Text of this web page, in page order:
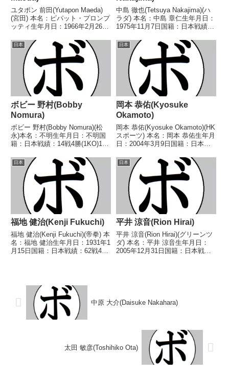
ユタポン 前田(Yutapon Maeda)
(宮田) 本名：ピパット・プロンプ
ッティ生年月日：1966年2月26日
敗 【獲得タイトル】1995年度東
日本スーパーバンタム級新人
王 【戦歴】1995/03/2...
中島 徹也(Tetsuya Nakajima)(ハ
ラダ) 本名：中島 章仁生年月日：
1975年11月7日国籍：日本戦績：
ル】なし 【戦歴】1993/02/11
●4R判定 (採点不明) 仙波 伸浩
(心和...
日本
ボビー 野村(Bobby
Nomura)
ボビー 野村(Bobby Nomura)(松
永)本名：不明生年月日：不明国
籍：日本戦績：14戦4勝(1KO)10
1946/11/15 ●2RKO 高梨 操(第
一)1947/01/04 ●4R判定 (採点不
明) ...
日本
岡本 恭佑(Kyosuke
Okamoto)
岡本 恭佑(Kyosuke Okamoto)(HK
スポーツ) 本名：岡本 恭佑生年月
日：2004年3月9日国籍：日本戦
得タイトル】2022年度全日本フ
ェザー級新人王第69代日本フェ
ザー級王座【戦歴】2...
日本
福地 健治(Kenji Fukuchi)
福地 健治(Kenji Fukuchi)(帝拳) 本
名：福地 健治生年月日：1931年1
月15日国籍：日本戦績：62戦44
第2代OBF東洋(O...
日本
平井 涼音(Rion Hirai)
平井 涼音(Rion Hirai)(グリーンツ
ダ) 本名：平井 涼音生年月日：
2005年12月31日国籍：日本戦
中原 大介(Daisuke Nakahara)
太田 敏彦(Toshihiko Ota)